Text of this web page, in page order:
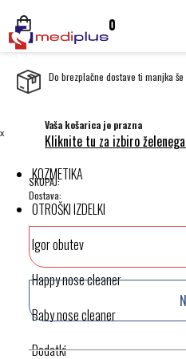
0
Do brezplačne dostave ti manjka
Vaša košarica je prazna
Kliknite tu za izbiro
SKUPAJ:
Dostava:
ˣ
KOZMETIKA
OTROŠKI IZDELKI
Igor obutev
Happy nose cleaner
Baby nose cleaner
Dodatki